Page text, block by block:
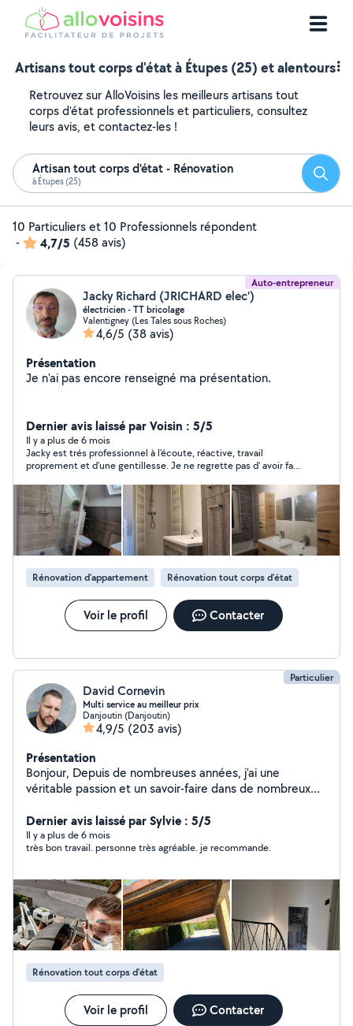
Artisans tout corps d'état à Étupes (25) et alentours
Retrouvez sur AlloVoisins les meilleurs artisans tout
corps d'état professionnels et particuliers, consultez
leurs avis, et contactez-les !
Artisan tout corps d'état - Rénovation
à Étupes (25)
10 Particuliers et 10 Professionnels répondent
-
4,7/5 (458 avis)
Auto-entrepreneur
Jacky Richard (JRICHARD elec')
électricien - TT bricolage
Valentigney (Les Tales sous Roches)
4,6/5 (38 avis)
Présentation
Je n'ai pas encore renseigné ma présentation.
Dernier avis laissé par Voisin : 5/5
Il y a plus de 6 mois
Jacky est trés professionnel à l'écoute, réactive, travail
proprement et d'une gentillesse. Je ne regrette pas d' avoir fait
Rénovation d'appartement Rénovation tout corps d’état
Voir le profil Contacter
Particulier
David Cornevin
Multi service au meilleur prix
Danjoutin (Danjoutin)
4,9/5 (203 avis)
Présentation
Bonjour, Depuis de nombreuses années, j'ai une
véritable passion et un savoir-faire dans de nombreux
polyvalent, C'est pour cela que j'ai décidé de proposé
mon aide sur ce site. Je peux aussi vous débarrasser
des encombrants, vide maison et déchetterie. Je suis
votre demande, Je suis toujours disponible pour
répondre à vos attentes. Bien cordialement, David
Dernier avis laissé par Sylvie : 5/5
Il y a plus de 6 mois
très bon travail. personne très agréable. je recommande.
Rénovation tout corps d’état
Voir le profil Contacter